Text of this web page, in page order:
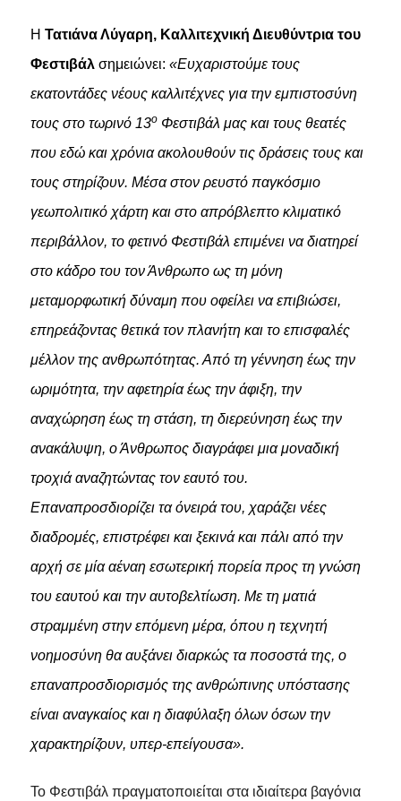
Η Τατιάνα Λύγαρη, Καλλιτεχνική Διευθύντρια του
Φεστιβάλσημειώνει: «Ευχαριστούμε τους
εκατοντάδες νέους καλλιτέχνες για την εμπιστοσύνη
τους στο τωρινό 13οΦεστιβάλ μας και τους θεατές
που εδώ και χρόνια ακολουθούν τις δράσεις τους και
τους στηρίζουν. Μέσα στον ρευστό παγκόσμιο
γεωπολιτικό χάρτη και στο απρόβλεπτο κλιματικό
περιβάλλον, το φετινό Φεστιβάλ επιμένει να διατηρεί
στο κάδρο του τον Άνθρωπο ως τη μόνη
μεταμορφωτική δύναμη που οφείλει να επιβιώσει,
επηρεάζοντας θετικά τον πλανήτη και το επισφαλές
μέλλον της ανθρωπότητας. Από τη γέννηση έως την
ωριμότητα, την αφετηρία έως την άφιξη, την
αναχώρηση έως τη στάση, τη διερεύνηση έως την
ανακάλυψη, ο Άνθρωπος διαγράφει μια μοναδική
τροχιά αναζητώντας τον εαυτό του.
Επαναπροσδιορίζει τα όνειρά του, χαράζει νέες
διαδρομές, επιστρέφει και ξεκινά και πάλι από την
αρχή σε μία αέναη εσωτερική πορεία προς τη γνώση
του εαυτού και την αυτοβελτίωση. Με τη ματιά
στραμμένη στην επόμενη μέρα, όπου η τεχνητή
νοημοσύνη θα αυξάνει διαρκώς τα ποσοστά της, ο
επαναπροσδιορισμός της ανθρώπινης υπόστασης
είναι αναγκαίος και η διαφύλαξη όλων όσων την
χαρακτηρίζουν, υπερ-επείγουσα».
Το Φεστιβάλ πραγματοποιείται στα ιδιαίτερα βαγόνια